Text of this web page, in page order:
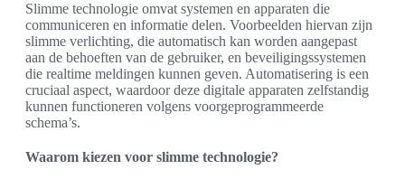
Slimme technologie omvat systemen en apparaten die
communiceren en informatie delen. Voorbeelden hiervan zijn
slimme verlichting, die automatisch kan worden aangepast
aan de behoeften van de gebruiker, en beveiligingssystemen
die realtime meldingen kunnen geven. Automatisering is een
cruciaal aspect, waardoor deze digitale apparaten zelfstandig
kunnen functioneren volgens voorgeprogrammeerde
schema’s.
Waarom kiezen voor slimme technologie?